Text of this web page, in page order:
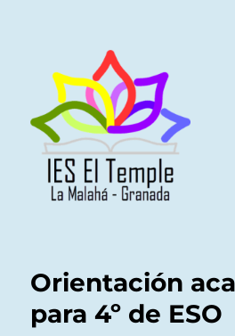
Orientación
para 4º de ESO